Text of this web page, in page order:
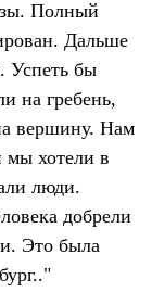
Полный
Дальше
Успеть бы
на гребень,
вершину. Нам
мы хотели в
люди.
добрели
Это была